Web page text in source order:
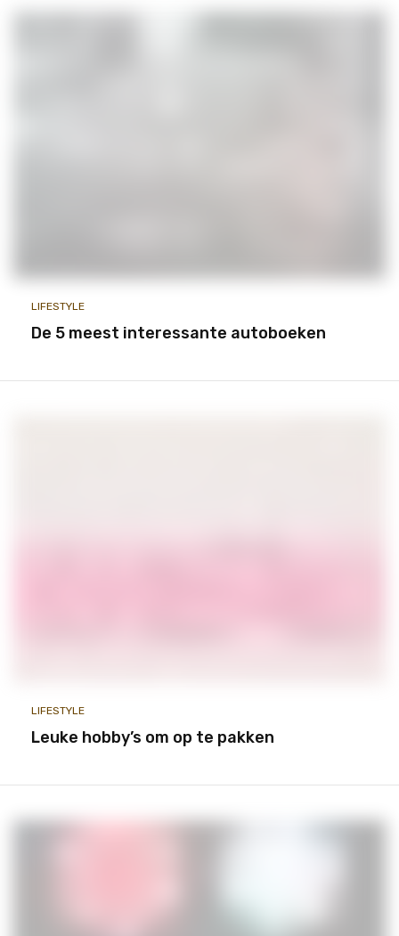
LIFESTYLE
De 5 meest interessante autoboeken
LIFESTYLE
Leuke hobby’s om op te pakken